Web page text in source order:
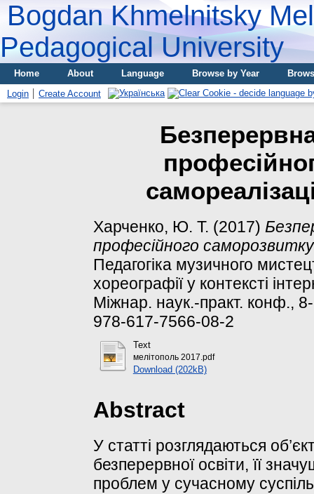
Bogdan Khmelnitsky
Pedagogical University
Home About Language Browse by Year
Login
Create Account
Харченко, Ю. Т. (2017)
професійного
Педагогіка музичного
хореографії у контексті
Міжнар. наук.-практ. конф.,
978-617-7566-08-2
Text
мелітополь 2017.pdf
Download (202kB)
Abstract
У статті розглядаються
безперервної освіти, її
проблем у сучасному